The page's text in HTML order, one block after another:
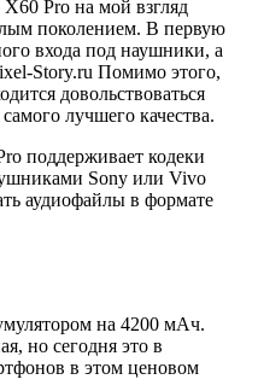
Pro на мой взгляд
поколением. В первую
входа под наушники, а
Помимо этого,
довольствоваться
лучшего качества.
поддерживает кодеки
Sony или Vivo
аудиофайлы в формате
на 4200 мАч.
но сегодня это в
в этом ценовом